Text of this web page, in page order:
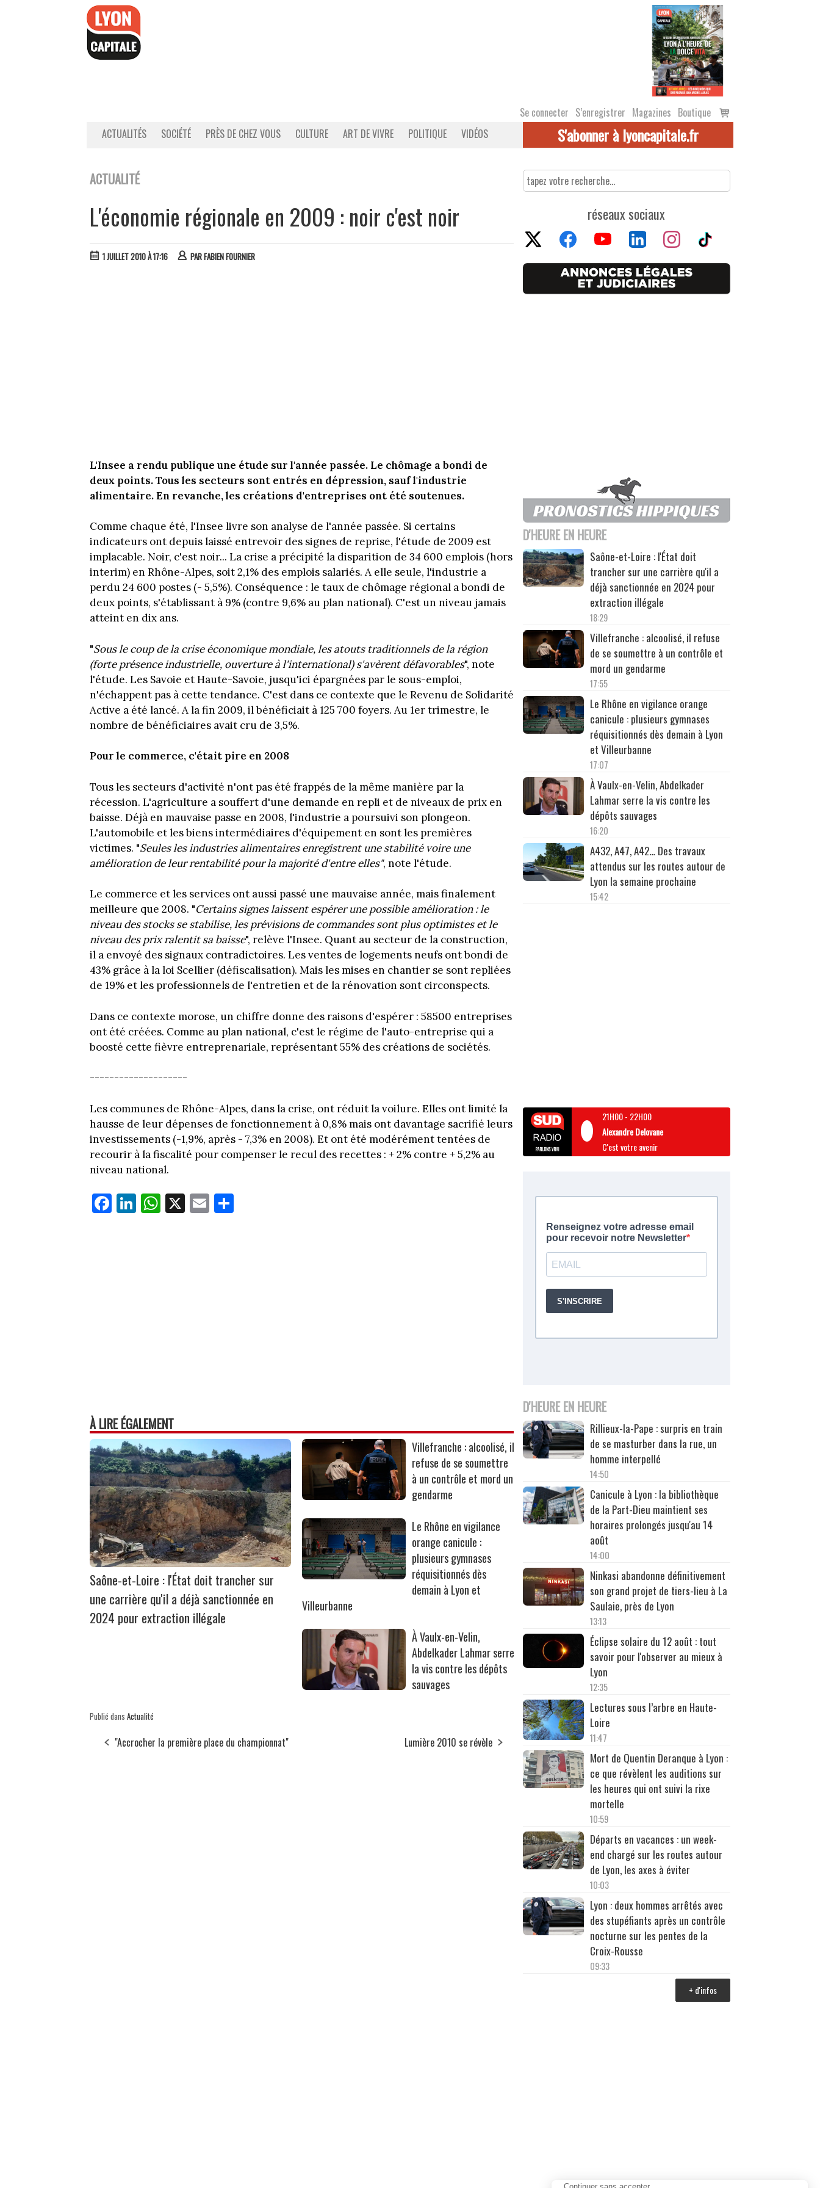
Se connecter S’enregistrer Magazines Boutique
Voir
le
ACTUALITÉS SOCIÉTÉ PRÈS DE CHEZ VOUS CULTURE ART DE VIVRE POLITIQUE VIDÉOS S'abonner à lyoncapitale.fr
ACTUALITÉ
L'économie régionale en 2009 : noir c'est noir
1 JUILLET 2010 À 17:16 PARFABIEN FOURNIER
L'Insee a rendu publique une étude sur l'année passée. Le chômage a bondi de
deux points. Tous les secteurs sont entrés en dépression, sauf l'industrie
alimentaire. En revanche, les créations d'entreprises ont été soutenues.
Comme chaque été, l'Insee livre son analyse de l'année passée. Si certains
indicateurs ont depuis laissé entrevoir des signes de reprise, l'étude de 2009 est
implacable. Noir, c'est noir... La crise a précipité la disparition de 34 600 emplois (hors
interim) en Rhône-Alpes, soit 2,1% des emplois salariés. A elle seule, l'industrie a
perdu 24 600 postes (- 5,5%). Conséquence : le taux de chômage régional a bondi de
deux points, s'établissant à 9% (contre 9,6% au plan national). C'est un niveau jamais
atteint en dix ans.
"Sous le coup de la crise économique mondiale, les atouts traditionnels de la région
(forte présence industrielle, ouverture à l'international) s'avèrent défavorables", note
l'étude. Les Savoie et Haute-Savoie, jusqu'ici épargnées par le sous-emploi,
n'échappent pas à cette tendance. C'est dans ce contexte que le Revenu de Solidarité
Active a été lancé. A la fin 2009, il bénéficiait à 125 700 foyers. Au 1er trimestre, le
nombre de bénéficiaires avait cru de 3,5%.
Pour le commerce, c'était pire en 2008
Tous les secteurs d'activité n'ont pas été frappés de la même manière par la
récession. L'agriculture a souffert d'une demande en repli et de niveaux de prix en
baisse. Déjà en mauvaise passe en 2008, l'industrie a poursuivi son plongeon.
L'automobile et les biens intermédiaires d'équipement en sont les premières
victimes. "Seules les industries alimentaires enregistrent une stabilité voire une
amélioration de leur rentabilité pour la majorité d'entre elles", note l'étude.
Le commerce et les services ont aussi passé une mauvaise année, mais finalement
meilleure que 2008. "Certains signes laissent espérer une possible amélioration : le
niveau des stocks se stabilise, les prévisions de commandes sont plus optimistes et le
niveau des prix ralentit sa baisse", relève l'Insee. Quant au secteur de la construction,
il a envoyé des signaux contradictoires. Les ventes de logements neufs ont bondi de
43% grâce à la loi Scellier (défiscalisation). Mais les mises en chantier se sont repliées
de 19% et les professionnels de l'entretien et de la rénovation sont circonspects.
Dans ce contexte morose, un chiffre donne des raisons d'espérer : 58500 entreprises
ont été créées. Comme au plan national, c'est le régime de l'auto-entreprise qui a
boosté cette fièvre entreprenariale, représentant 55% des créations de sociétés.
--------------------
Les communes de Rhône-Alpes, dans la crise, ont réduit la voilure. Elles ont limité la
hausse de leur dépenses de fonctionnement à 0,8% mais ont davantage sacrifié leurs
investissements (-1,9%, après - 7,3% en 2008). Et ont été modérément tentées de
recourir à la fiscalité pour compenser le recul des recettes : + 2% contre + 5,2% au
niveau national.
Fa
ce
Li
nk
W
ha
X E
m
À LIRE ÉGALEMENT
Saône-et-Loire : l'État doit trancher sur
une carrière qu'il a déjà sanctionnée en
2024 pour extraction illégale
Villefranche : alcoolisé, il
refuse de se soumettre
à un contrôle et mord un
gendarme
Le Rhône en vigilance
orange canicule :
plusieurs gymnases
réquisitionnés dès
demain à Lyon et
Villeurbanne
À Vaulx-en-Velin,
Abdelkader Lahmar serre
la vis contre les dépôts
sauvages
Publié dans Actualité
"Accrocher la première place du championnat" Lumière 2010 se révèle
réseaux sociaux
D'HEURE EN HEURE
Saône-et-Loire : l'État doit
trancher sur une carrière qu'il a
déjà sanctionnée en 2024 pour
extraction illégale
18:29
Villefranche : alcoolisé, il refuse
de se soumettre à un contrôle et
mord un gendarme
17:55
Le Rhône en vigilance orange
canicule : plusieurs gymnases
réquisitionnés dès demain à Lyon
et Villeurbanne
17:07
À Vaulx-en-Velin, Abdelkader
Lahmar serre la vis contre les
dépôts sauvages
16:20
A432, A47, A42… Des travaux
attendus sur les routes autour de
Lyon la semaine prochaine
15:42
21H00- 22H00
Alexandre Delovane
C'est votre avenir
D'HEURE EN HEURE
Rillieux-la-Pape : surpris en train
de se masturber dans la rue, un
homme interpellé
14:50
Canicule à Lyon : la bibliothèque
de la Part-Dieu maintient ses
horaires prolongés jusqu'au 14
août
14:00
Ninkasi abandonne définitivement
son grand projet de tiers-lieu à La
Saulaie, près de Lyon
13:13
Éclipse solaire du 12 août : tout
savoir pour l'observer au mieux à
Lyon
12:35
Lectures sous l’arbre en Haute-
Loire
11:47
Mort de Quentin Deranque à Lyon :
ce que révèlent les auditions sur
les heures qui ont suivi la rixe
mortelle
10:59
Départs en vacances : un week-
end chargé sur les routes autour
de Lyon, les axes à éviter
10:03
Lyon : deux hommes arrêtés avec
des stupéfiants après un contrôle
nocturne sur les pentes de la
Croix-Rousse
09:33
+ d'infos